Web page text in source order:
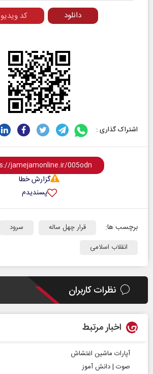
کد ویدیو دانلود
اشتراک گذاری :
گزارش خطا
پسندیدم
برچسب ها: قرار چهل ساله
سرود
انقلاب اسلامی
نظرات کاربران
اخبار مرتبط
آپارات ماشین اغتشاش
صوت | دانش آموز